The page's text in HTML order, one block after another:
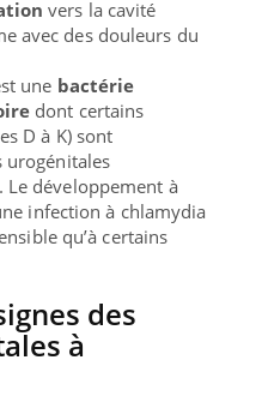
vers la cavité
avec des douleurs du
une bactérie
dont certains
D à K) sont
urogénitales
développement à
infection à chlamydia
qu’à certains
des
à